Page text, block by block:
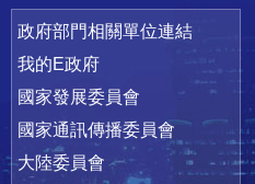
政府部門相關單位連結
我的E政府
國家發展委員會
國家通訊傳播委員會
大陸委員會